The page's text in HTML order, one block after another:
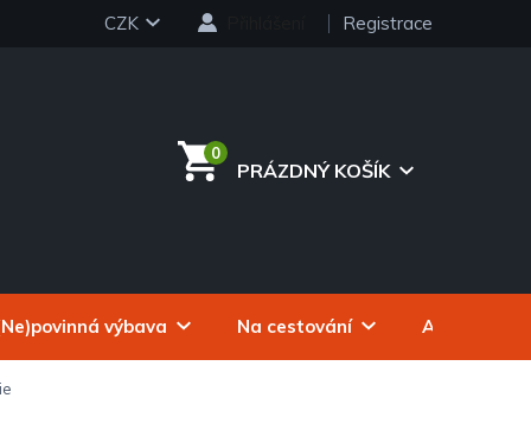
CZK Registrace
PRÁZDNÝ KOŠÍK
výbava Na cestování